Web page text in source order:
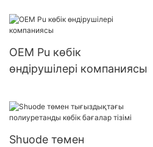
>15000(дана):келісуге
болады(күн) 6000-29999
данаАҚШ.0 жеткізілім
OEM Pu көбік
өндірушілері компаниясы
Shuode төмен